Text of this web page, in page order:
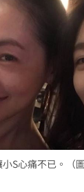
S心痛不已。（